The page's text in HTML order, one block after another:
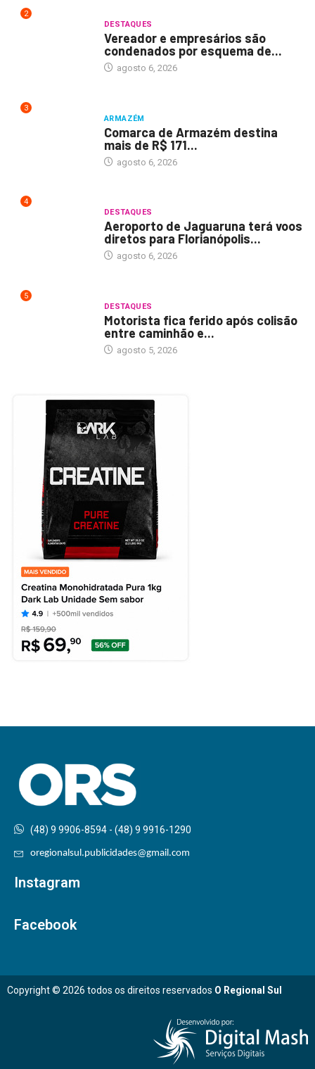
2
DESTAQUES
Vereador e empresários são
condenados por esquema de...
agosto 6, 2026
3
ARMAZÉM
Comarca de Armazém destina
mais de R$ 171...
agosto 6, 2026
4
DESTAQUES
Aeroporto de Jaguaruna terá voos
diretos para Florianópolis...
agosto 6, 2026
5
DESTAQUES
Motorista fica ferido após colisão
entre caminhão e...
agosto 5, 2026
(48) 9 9906-8594 - (48) 9 9916-1290
oregionalsul.publicidades@gmail.com
Instagram
Facebook
Copyright © 2026 todos os direitos reservados O Regional Sul